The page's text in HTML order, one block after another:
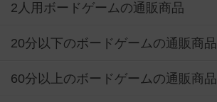
2人用ボードゲームの通販商品
20分以下のボードゲームの通販商品
60分以上のボードゲームの通販商品